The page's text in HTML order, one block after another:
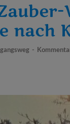
nach
-